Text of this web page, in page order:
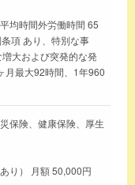
均時間外労働時間 65
項 あり、特別な事
大および突発的な発
月最大92時間、1年960
保険、健康保険、厚生
り） 月額 50,000円